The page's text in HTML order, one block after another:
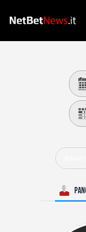
Calcio
Basket
Tennis
Lo Sapevi
I